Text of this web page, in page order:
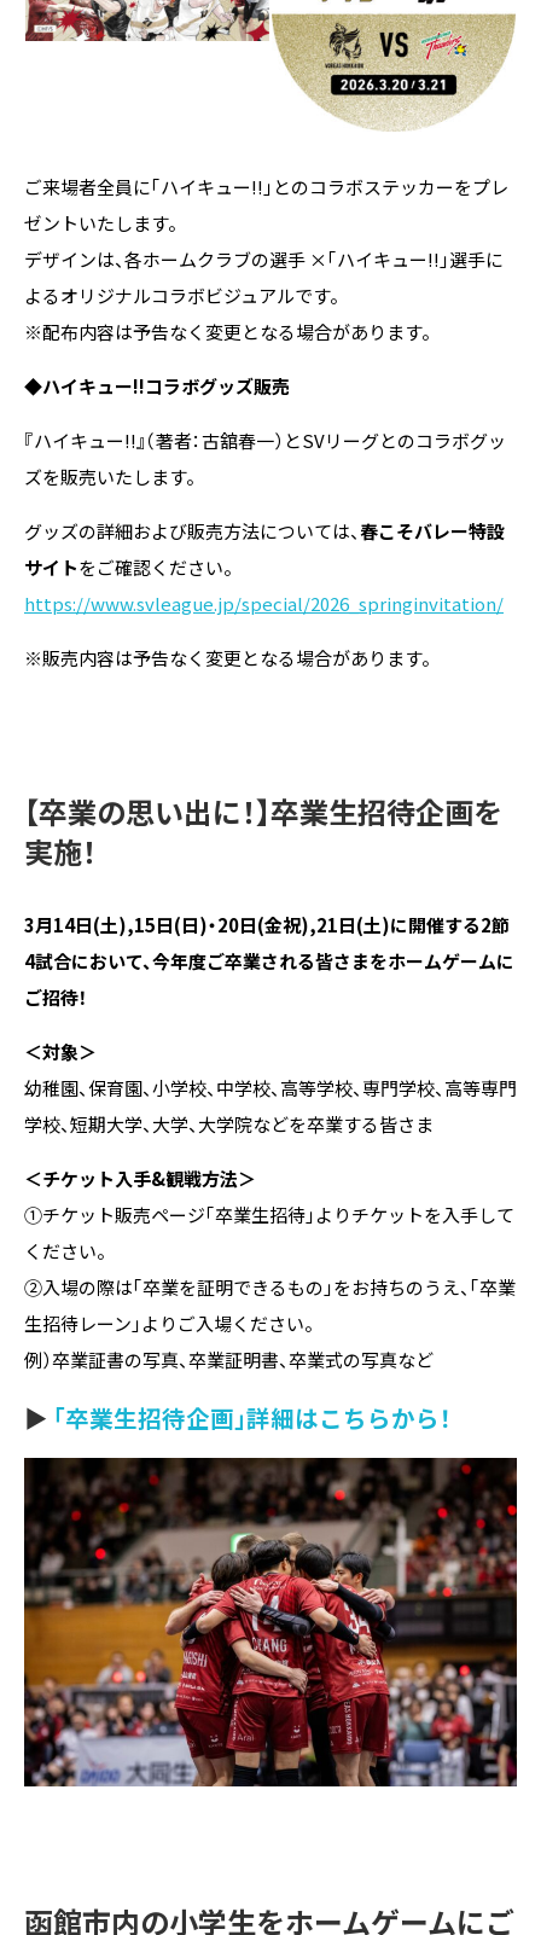
ご来場者全員に「ハイキュー!!」とのコラボステッカーをプレ
ゼントいたします。
デザインは、各ホームクラブの選手 ×「ハイキュー!!」選手に
よるオリジナルコラボビジュアルです。
※配布内容は予告なく変更となる場合があります。
◆ハイキュー!!コラボグッズ販売
『ハイキュー!!』（著者：古舘春一）とSVリーグとのコラボグッ
ズを販売いたします。
グッズの詳細および販売方法については、春こそバレー特設
サイトをご確認ください。
https://www.svleague.jp/special/2026_springinvitation/
※販売内容は予告なく変更となる場合があります。
【卒業の思い出に！】卒業生招待企画を
実施！
3月14日(土),15日(日)・20日(金祝),21日(土)に開催する2節
4試合において、今年度ご卒業される皆さまをホームゲームに
ご招待！
＜対象＞
幼稚園、保育園、小学校、中学校、高等学校、専門学校、高等専門
学校、短期大学、大学、大学院などを卒業する皆さま
＜チケット入手&観戦方法＞
①チケット販売ページ「卒業生招待」よりチケットを入手して
ください。
②入場の際は「卒業を証明できるもの」をお持ちのうえ、「卒業
生招待レーン」よりご入場ください。
例）卒業証書の写真、卒業証明書、卒業式の写真など
▶︎ 「卒業生招待企画」詳細はこちらから！
函館市内の小学生をホームゲームにご